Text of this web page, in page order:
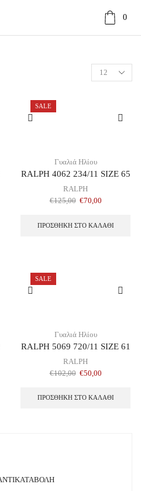
0
SALE
Γυαλιά Ηλίου
RALPH 4062 234/11 SIZE 65
RALPH
€125,00 €70,00
ΠΡΟΣΘΉΚΗ ΣΤΟ ΚΑΛΆΘΙ
SALE
Γυαλιά Ηλίου
RALPH 5069 720/11 SIZE 61
RALPH
€102,00 €50,00
ΠΡΟΣΘΉΚΗ ΣΤΟ ΚΑΛΆΘΙ